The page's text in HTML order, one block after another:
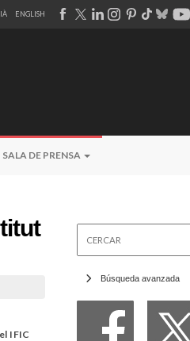
ENGLISH
SALA DE PRENSA
IFIC
Búsqueda avanzada